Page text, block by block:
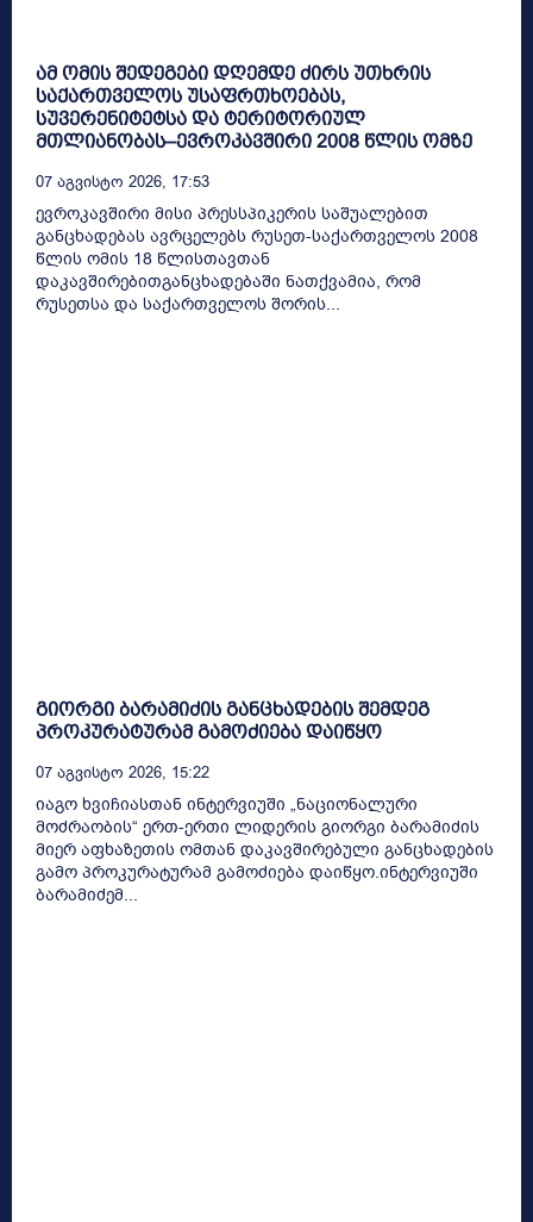
ამ ომის შედეგები დღემდე ძირს უთხრის
საქართველოს უსაფრთხოებას,
სუვერენიტეტსა და ტერიტორიულ
მთლიანობას–ევროკავშირი 2008 წლის ომზე
07 Აგვისტო 2026, 17:53
ევროკავშირი მისი პრესსპიკერის საშუალებით
განცხადებას ავრცელებს რუსეთ-საქართველოს 2008
წლის ომის 18 წლისთავთან
დაკავშირებითგანცხადებაში ნათქვამია, რომ
რუსეთსა და საქართველოს შორის...
გიორგი ბარამიძის განცხადების შემდეგ
პროკურატურამ გამოძიება დაიწყო
07 Აგვისტო 2026, 15:22
იაგო ხვიჩიასთან ინტერვიუში „ნაციონალური
მოძრაობის“ ერთ-ერთი ლიდერის გიორგი ბარამიძის
მიერ აფხაზეთის ომთან დაკავშირებული განცხადების
გამო პროკურატურამ გამოძიება დაიწყო.ინტერვიუში
ბარამიძემ...